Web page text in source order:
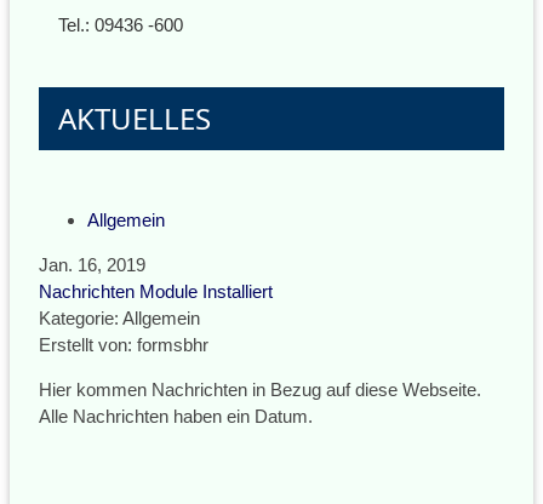
Tel.: 09436 -600
AKTUELLES
Allgemein
Jan. 16, 2019
Nachrichten Module Installiert
Kategorie: Allgemein
Erstellt von: formsbhr
Hier kommen Nachrichten in Bezug auf diese Webseite.
Alle Nachrichten haben ein Datum.